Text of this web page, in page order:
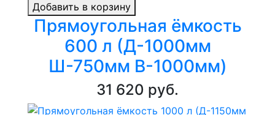
Добавить в корзину
Прямоугольная ёмкость
600 л (Д-1000мм
Ш-750мм В-1000мм)
31 620 руб.